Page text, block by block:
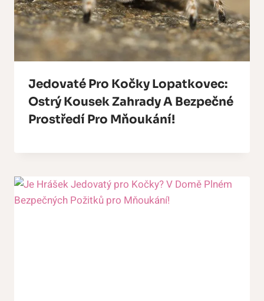
Jedovaté Pro Kočky Lopatkovec:
Ostrý Kousek Zahrady A Bezpečné
Prostředí Pro Mňoukání!